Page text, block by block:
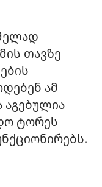
თავზე
ამ
აგებულია
ტორეს